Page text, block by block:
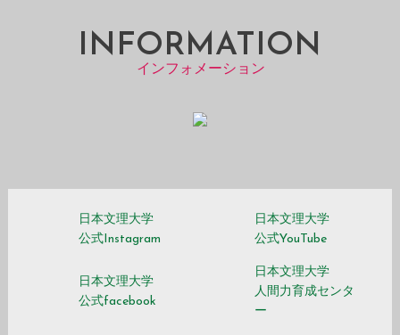
INFORMATION
インフォメーション
日本文理大学
公式Instagram
日本文理大学
公式YouTube
日本文理大学
公式facebook
日本文理大学
人間力育成センタ
ー